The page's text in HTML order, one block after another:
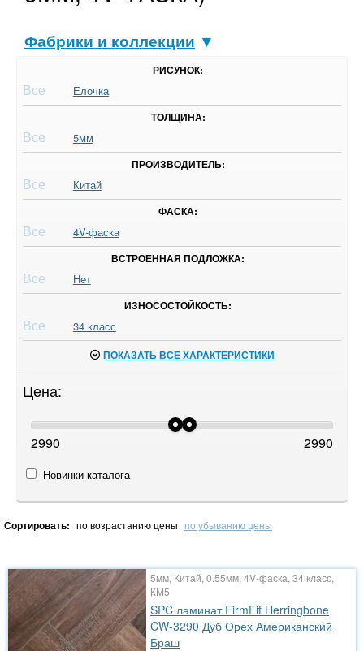
Фабрики и коллекции ▼
РИСУНОК:
Все Елочка
ТОЛЩИНА:
Все 5мм
ПРОИЗВОДИТЕЛЬ:
Все Китай
ФАСКА:
Все 4V-фаска
ВСТРОЕННАЯ ПОДЛОЖКА:
Все Нет
ИЗНОСОСТОЙКОСТЬ:
Все 34 класс
ПОКАЗАТЬ ВСЕ ХАРАКТЕРИСТИКИ
Цена:
2990 2990
Новинки каталога
Сортировать: по возрастанию цены по убыванию цены
5мм, Китай, 0.55мм, 4V-фаска, 34 класс,
КМ5
SPC ламинат FirmFit Herringbone
CW-3290 Дуб Орех Американский
Браш